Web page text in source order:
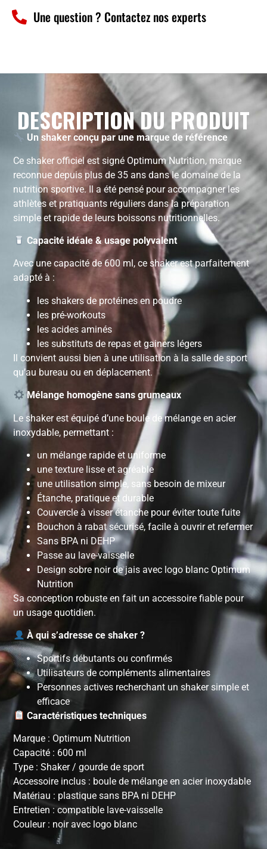
Une question ? Contactez nos experts
DESCRIPTION DU PRODUIT
Un shaker conçu par une marque de référence
Ce shaker officiel est signé Optimum Nutrition, marque
reconnue depuis plus de 35 ans dans le domaine de la
nutrition sportive. Il a été pensé pour accompagner les
athlètes et pratiquants réguliers dans la préparation
simple et rapide de leurs boissons nutritionnelles.
Capacité idéale & usage polyvalent
Avec une capacité de 600 ml, ce shaker est parfaitement
adapté à :
les shakers de protéines en poudre
les pré-workouts
les acides aminés
les substituts de repas et gainers légers
Il convient aussi bien à une utilisation à la salle de sport
qu’au bureau ou en déplacement.
Mélange homogène sans grumeaux
Le shaker est équipé d’une boule de mélange en acier
inoxydable, permettant :
un mélange rapide et uniforme
une texture lisse et agréable
une utilisation simple, sans besoin de mixeur
Étanche, pratique et durable
Couvercle à visser étanche pour éviter toute fuite
Bouchon à rabat sécurisé, facile à ouvrir et refermer
Sans BPA ni DEHP
Passe au lave-vaisselle
Design sobre noir de jais avec logo blanc Optimum
Nutrition
Sa conception robuste en fait un accessoire fiable pour
un usage quotidien.
À qui s’adresse ce shaker ?
Sportifs débutants ou confirmés
Utilisateurs de compléments alimentaires
Personnes actives recherchant un shaker simple et
efficace
Caractéristiques techniques
Marque : Optimum Nutrition
Capacité : 600 ml
Type : Shaker / gourde de sport
Accessoire inclus : boule de mélange en acier inoxydable
Matériau : plastique sans BPA ni DEHP
Entretien : compatible lave-vaisselle
Couleur : noir avec logo blanc